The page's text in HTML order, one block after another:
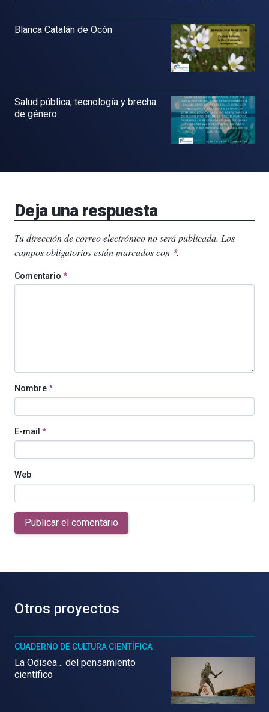
Blanca Catalán de Ocón
Salud pública, tecnología y brecha
de género
Deja una respuesta
Tu dirección de correo electrónico no será publicada. Los
campos obligatorios están marcados con *.
Comentario *
Nombre*
E-mail *
Web
Publicar el comentario
Otros proyectos
CUADERNO DE CULTURA CIENTÍFICA
La Odisea… del pensamiento
científico